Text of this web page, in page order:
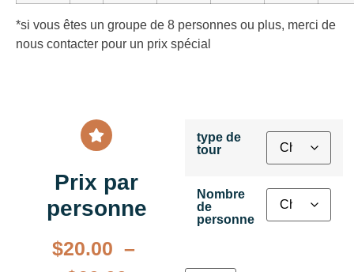
*si vous êtes un groupe de 8 personnes ou plus, merci de
nous contacter pour un prix spécial
Prix par
personne
$20.00 –
type de
tour
Nombre
de
personne